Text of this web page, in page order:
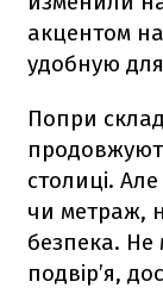
акцентом
удобную
Попри
столиці.
чи метраж,
безпека.
подвір’я,